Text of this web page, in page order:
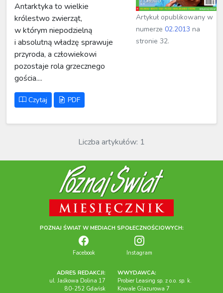
Antarktyka to wielkie
królestwo zwierząt,
w którym niepodzielną
i absolutną władzę sprawuje
przyroda, a człowiekowi
pozostaje rola grzecznego
gościa....
Czytaj PDF
Artykuł opublikowany w
numerze02.2013 na
stronie 32.
Liczba artykułów: 1
POZNAJ ŚWIAT W MEDIACH SPOŁECZNOŚCIOWYCH:
Facebook Instagram
ADRES REDAKCJI:
ul. Jaśkowa Dolina 17
80-252 Gdańsk
WWYDAWCA:
Probier Leasing sp. z o.o. sp. k.
Kowale Glazurowa 7